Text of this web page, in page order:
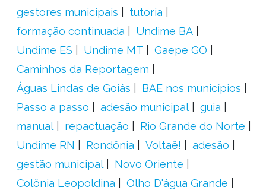
gestores municipais
tutoria
formação continuada
Undime BA
Undime ES
Undime MT
Gaepe GO
Caminhos da Reportagem
Águas Lindas de Goiás
BAE nos municípios
Passo a passo
adesão municipal
guia
manual
repactuação
Rio Grande do Norte
Undime RN
Rondônia Voltaê!
adesão
gestão municipal
Novo Oriente
Colônia Leopoldina
Olho D'água Grande